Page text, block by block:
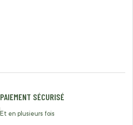
PAIEMENT SÉCURISÉ
Et en plusieurs fois